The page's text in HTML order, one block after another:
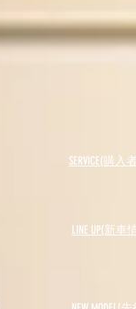
SERVICE(購
LINE UP(新車